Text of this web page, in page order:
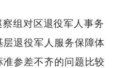
组对区退役军人事务
退役军人服务保障体
参差不齐的问题比较